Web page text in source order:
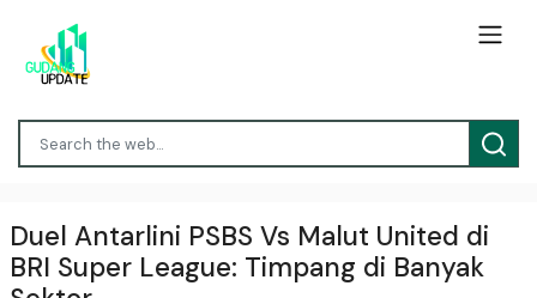
Duel Antarlini PSBS Vs Malut United di
BRI Super League: Timpang di Banyak